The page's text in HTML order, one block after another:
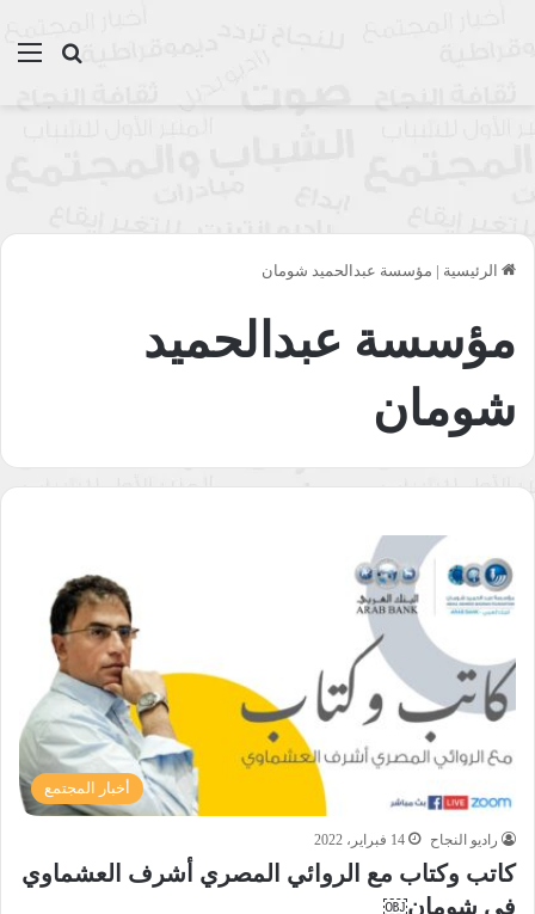
بحث
الرئيسية | مؤسسة عبدالحميد شومان
مؤسسة عبدالحميد
شومان
أخبار المجتمع
راديو النجاح 14 فبراير، 2022
كاتب وكتاب مع الروائي المصري أشرف العشماوي
في شومان￼